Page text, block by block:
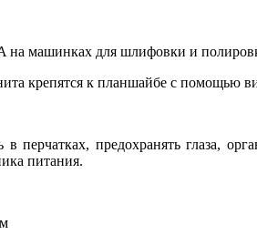
машинках для шлифовки и
крепятся к планшайбе с помощью
в перчатках, предохранять
питания.